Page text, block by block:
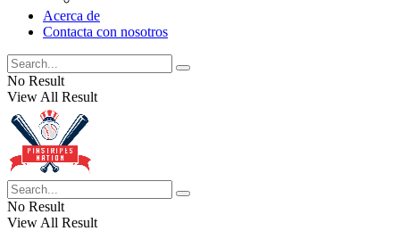
Acerca de
Contacta con nosotros
No Result
View All Result
No Result
View All Result